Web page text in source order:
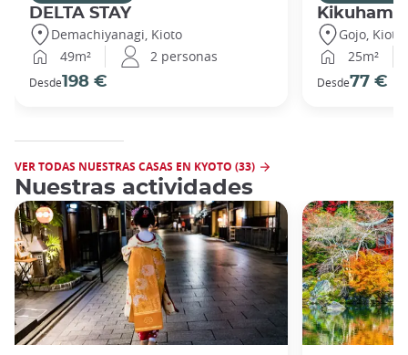
DELTA STAY
Demachiyanagi, Kioto
49m²
2 personas
Desde198 €
Kikuhama
Gojo, Kioto
25m²
Desde77 €
VER TODAS NUESTRAS CASAS EN KYOTO (33)
Nuestras actividades